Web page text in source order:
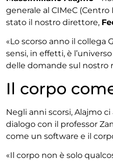
generale al CIMeC
stato il nostro direttore,
«Lo scorso anno il collega
sensi, in effetti, è
delle domande sul nostro
Il corpo
Negli anni scorsi, Alajmo
dialogo con il professor
come un software e il
«Il corpo non è solo